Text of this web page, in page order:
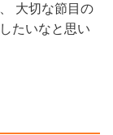
大切な節目の
たいなと思い